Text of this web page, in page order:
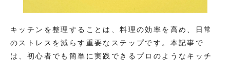
キッチンを整理することは、料理の効率を高め、日常
のストレスを減らす重要なステップです。本記事で
は、初心者でも簡単に実践できるプロのようなキッチ